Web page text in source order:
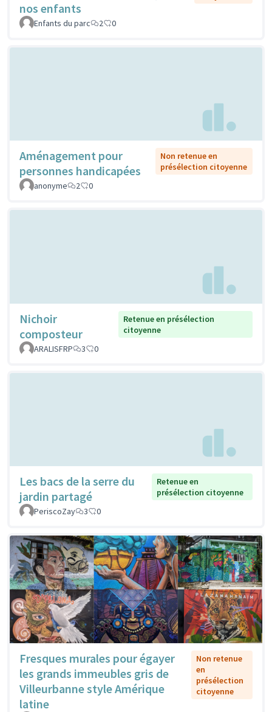
nos enfants
Enfants du parc 2 0
Aménagement pour
personnes handicapées
Non retenue en
présélection citoyenne
anonyme
2 0
Nichoir
composteur
Retenue en présélection
citoyenne
ARALISFRP
3 0
Les bacs de la serre du
jardin partagé
Retenue en
présélection citoyenne
PeriscoZay
3 0
Fresques murales pour égayer
les grands immeubles gris de
Villeurbanne style Amérique
latine
Non retenue
en
présélection
citoyenne